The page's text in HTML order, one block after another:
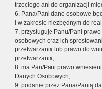
trzeciego ani do organizacji
6. Pana/Pani dane osobowe
i w zakresie niezbędnym do
7. przysługuje Panu/Pani
osobowych oraz ich
przetwarzania lub prawo do
przetwarzania,
8. ma Pan/Pani prawo
Danych Osobowych,
9. podanie przez Pana/Panią